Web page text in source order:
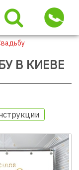
В КИЕВЕ